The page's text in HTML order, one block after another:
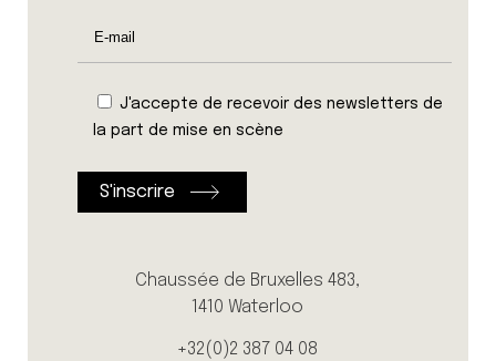
J'accepte de recevoir des newsletters de
la part de mise en scène
Chaussée de Bruxelles 483,
1410 Waterloo
+32(0)2 387 04 08